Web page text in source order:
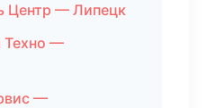
Центр — Липецк
Техно —
—